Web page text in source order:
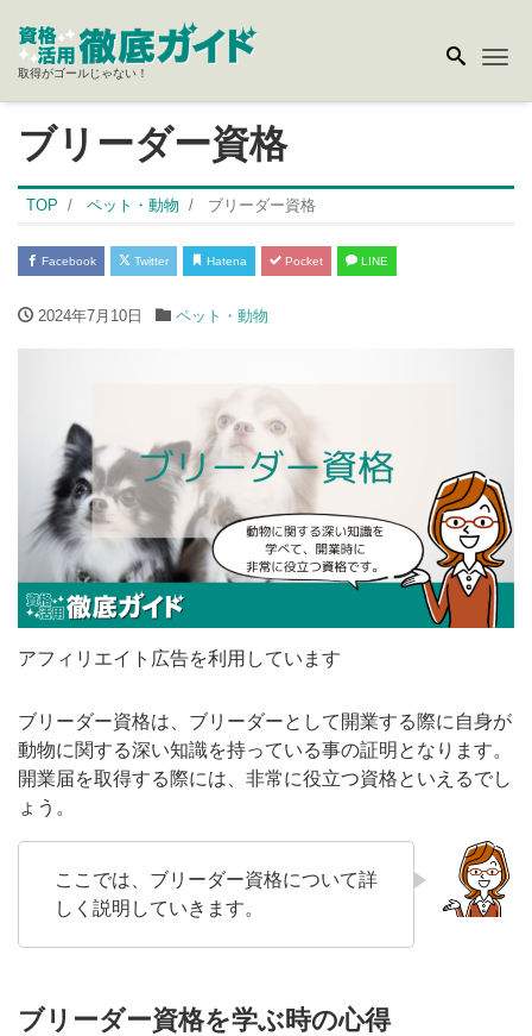
取得がゴールじゃない！
ブリーダー資格
TOP ペット・動物 ブリーダー資格
Facebook Twitter Hatena Pocket LINE
2024年7月10日 ペット・動物
アフィリエイト広告を利用しています
ブリーダー資格は、ブリーダーとして開業する際に自身が
動物に関する深い知識を持っている事の証明となります。
開業届を取得する際には、非常に役立つ資格といえるでし
ょう。
ここでは、ブリーダー資格について詳
しく説明していきます。
ブリーダー資格を学ぶ時の心得